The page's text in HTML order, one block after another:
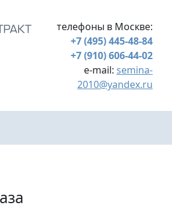
телефоны в Москве:
+7 (495) 445-48-84
+7 (910) 606-44-02
e-mail: semina-
2010@yandex.ru